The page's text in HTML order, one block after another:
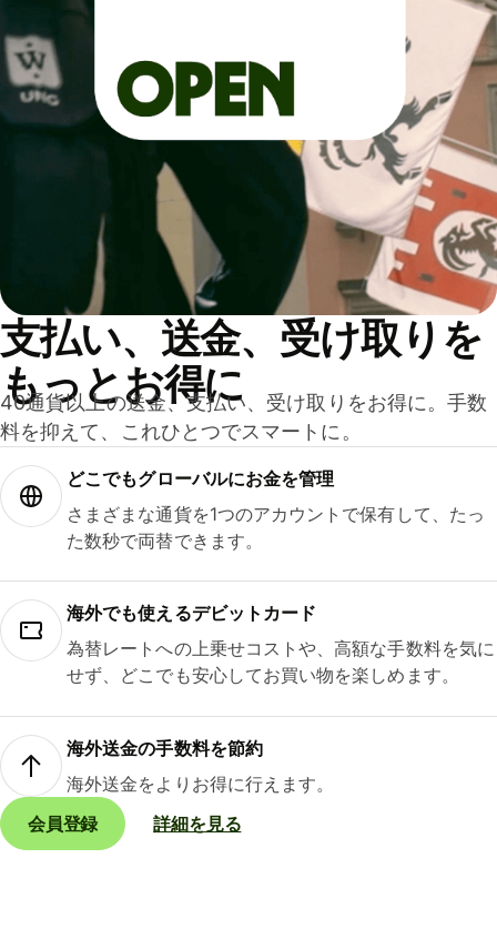
支払い、送金、受け取りを
もっとお得に
40通貨以上の送金、支払い、受け取りをお得に。手数
料を抑えて、これひとつでスマートに。
どこでもグ⁠ロ⁠ー⁠バ⁠ルにお金を管理
さまざまな通貨を1つのアカウントで保有して、たっ
た数秒で両替できます。
海外でも使えるデビットカード
為替レートへの上乗せコストや、高額な手数料を気に
せず、どこでも安心してお買い物を楽しめます。
海外送金の手数料を節約
海外送金をよりお得に行えます。
会員登録
詳細を見る